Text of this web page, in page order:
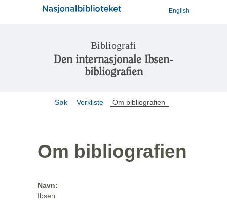
English
Bibliografi
Den internasjonale Ibsen-
bibliografien
Søk Verkliste Om bibliografien
Om bibliografien
Navn:
Ibsen